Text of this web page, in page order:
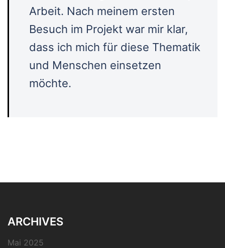
Arbeit. Nach meinem ersten
Besuch im Projekt war mir klar,
dass ich mich für diese Thematik
und Menschen einsetzen
möchte.
ARCHIVES
Mai 2025